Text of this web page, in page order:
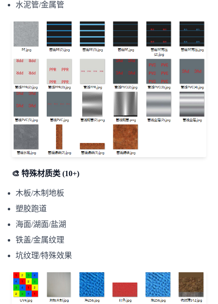
水泥管/金属管
🎨 特殊材质类 (10+)
木板/木制地板
塑胶跑道
海面/湖面/盐湖
铁盖/金属纹理
坑纹理/特殊效果